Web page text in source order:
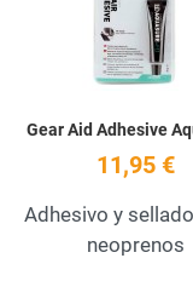
Gear Aid Adhesive
11,95 €
Adhesivo y
neoprenos